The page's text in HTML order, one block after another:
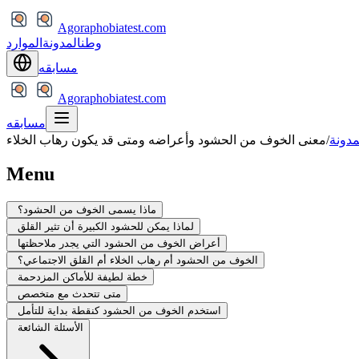
Agoraphobiatest.com
وطنالمدونة الموارد
مسابقه
Agoraphobiatest.com
مسابقه
/معنى الخوف من الحشود وأعراضه ومتى قد يكون رهاب الخلاء
Menu
ماذا يسمى الخوف من الحشود؟
لماذا يمكن للحشود الكبيرة أن تثير القلق
أعراض الخوف من الحشود التي يجدر ملاحظتها
الخوف من الحشود أم رهاب الخلاء أم القلق الاجتماعي؟
خطة لطيفة للأماكن المزدحمة
متى تتحدث مع متخصص
استخدم الخوف من الحشود كنقطة بداية للتأمل
الأسئلة الشائعة